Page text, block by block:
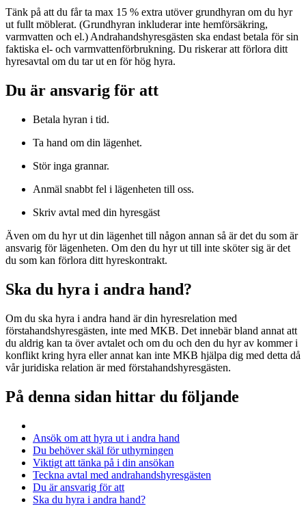
Tänk på att du får ta max 15 % extra utöver grundhyran om du hyr
ut fullt möblerat. (Grundhyran inkluderar inte hemförsäkring,
varmvatten och el.) Andrahandshyresgästen ska endast betala för sin
faktiska el- och varmvattenförbrukning. Du riskerar att förlora ditt
hyresavtal om du tar ut en för hög hyra.
Du är ansvarig för att
Betala hyran i tid.
Ta hand om din lägenhet.
Stör inga grannar.
Anmäl snabbt fel i lägenheten till oss.
Skriv avtal med din hyresgäst
Även om du hyr ut din lägenhet till någon annan så är det du som är
ansvarig för lägenheten. Om den du hyr ut till inte sköter sig är det
du som kan förlora ditt hyreskontrakt.
Ska du hyra i andra hand?
Om du ska hyra i andra hand är din hyresrelation med
förstahandshyresgästen, inte med MKB. Det innebär bland annat att
du aldrig kan ta över avtalet och om du och den du hyr av kommer i
konflikt kring hyra eller annat kan inte MKB hjälpa dig med detta då
vår juridiska relation är med förstahandshyresgästen.
På denna sidan hittar du följande
Ansök om att hyra ut i andra hand
Du behöver skäl för uthyrningen
Viktigt att tänka på i din ansökan
Teckna avtal med andrahandshyresgästen
Du är ansvarig för att
Ska du hyra i andra hand?